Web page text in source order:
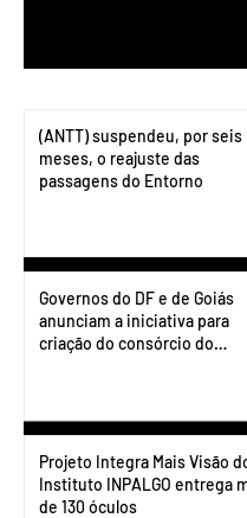
(ANTT) suspendeu, por seis
meses, o reajuste das
passagens do Entorno
Governos do DF e de Goiás
anunciam a iniciativa para
criação do consórcio do
Projeto Integra Mais Visão
Instituto INPALGO entrega
de 130 óculos